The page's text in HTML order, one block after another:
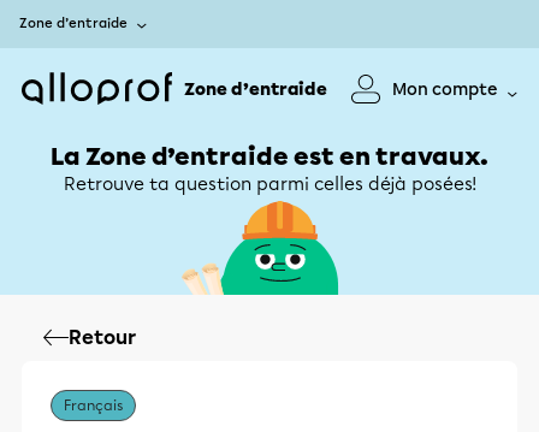
Zone d’entraide
Zone d’entraide Mon compte
La Zone d’entraide est en travaux.
Retrouve ta question parmi celles déjà posées!
Retour
Français